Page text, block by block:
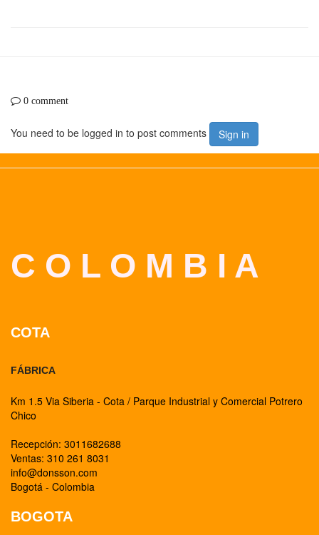
0 comment
You need to be logged in to post comments Sign in
C O L O M B I A
COTA
FÁBRICA
Km 1.5 Via Siberia - Cota / Parque Industrial y Comercial Potrero
Chico
Recepción: 3011682688
Ventas: 310 261 8031
info@donsson.com
Bogotá - Colombia
BOGOTA